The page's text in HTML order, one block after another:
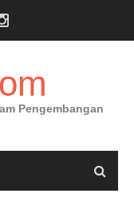
Pengembangan